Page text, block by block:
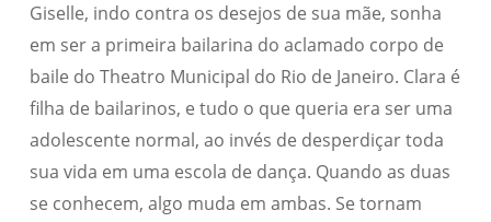
Giselle, indo contra os desejos de sua mãe, sonha
em ser a primeira bailarina do aclamado corpo de
baile do Theatro Municipal do Rio de Janeiro. Clara é
filha de bailarinos, e tudo o que queria era ser uma
adolescente normal, ao invés de desperdiçar toda
sua vida em uma escola de dança. Quando as duas
se conhecem, algo muda em ambas. Se tornam